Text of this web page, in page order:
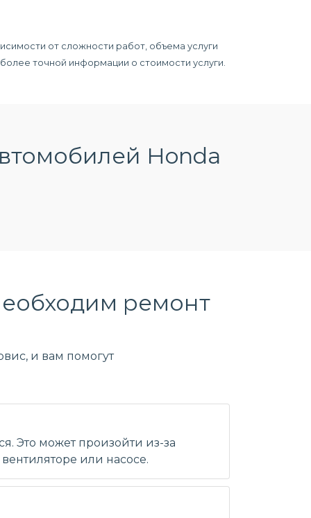
от сложности работ, объема услуги
точной информации о стоимости услуги.
Honda
ремонт
и вам помогут
Это может произойти из-за
или насосе.